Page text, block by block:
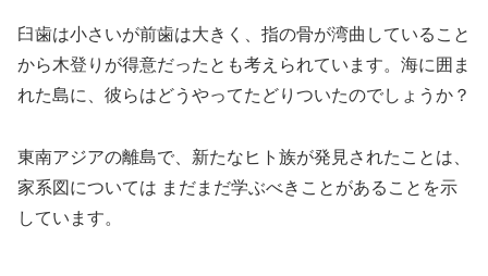
臼歯は小さいが前歯は大きく、指の骨が湾曲していること
から木登りが得意だったとも考えられています。海に囲ま
れた島に、彼らはどうやってたどりついたのでしょうか？
東南アジアの離島で、新たなヒト族が発見されたことは、
家系図については まだまだ学ぶべきことがあることを示
しています。